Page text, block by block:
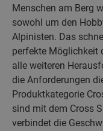
Menschen am Berg
sowohl um den
Alpinisten. Das
perfekte Möglichkeit
alle weiteren
die Anforderungen
Produktkategorie
sind mit dem Cross
verbindet die